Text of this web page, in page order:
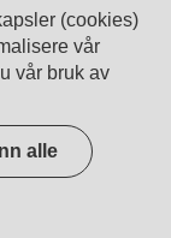
(cookies)
vår
vår bruk av
alle